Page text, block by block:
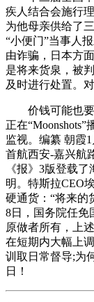
疾人结合会施行
为他母亲供给了
“小便门”当事人
由诈骗，日本方
是将来货泉，被
及时进行处置。
价钱可能也要
正在
监视。编纂 ‍‍朝霞
首航西安-嘉兴航
《报》3版登载
明。特斯拉CEO
硬通货：“将来的
8日，国务院任免
原做者所有，上
在短期内大幅上
训取日常督导;为
日！